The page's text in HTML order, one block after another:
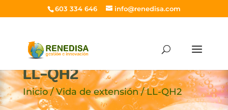
603 334 646 info@renedisa.com
LL-QH2
Inicio/Vida de extensión/ LL-QH2